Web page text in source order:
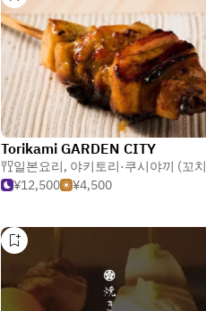
Torikami GARDEN CITY
일본요리, 야키토리·쿠시야끼 (꼬치 요리)
¥12,500
¥4,500